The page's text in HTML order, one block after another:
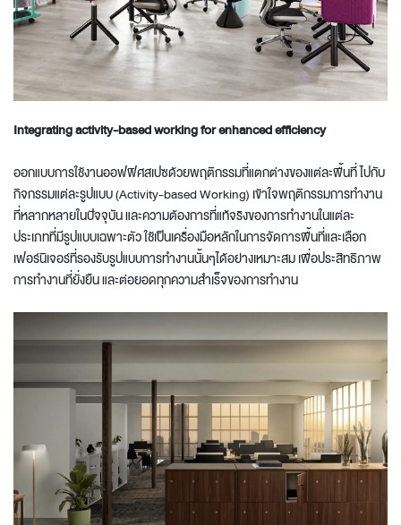
Integrating activity-based working for enhanced efficiency
ออกแบบการใช้งานออฟฟิศสเปซด้วยพฤติกรรมที่แตกต่างของแต่ละพื้นที่ ไปกับ
กิจกรรมแต่ละรูปแบบ (Activity-based Working) เข้าใจพฤติกรรมการทำงาน
ที่หลากหลายในปัจจุบัน และความต้องการที่แท้จริงของการทำงานในแต่ละ
ประเภทที่มีรูปแบบเฉพาะตัว ใช้เป็นเครื่องมือหลักในการจัดการพื้นที่และเลือก
เฟอร์นิเจอร์ที่รองรับรูปแบบการทำงานนั้นๆได้อย่างเหมาะสม เพื่อประสิทธิภาพ
การทำงานที่ยั่งยืน และต่อยอดทุกความสำเร็จของการทำงาน